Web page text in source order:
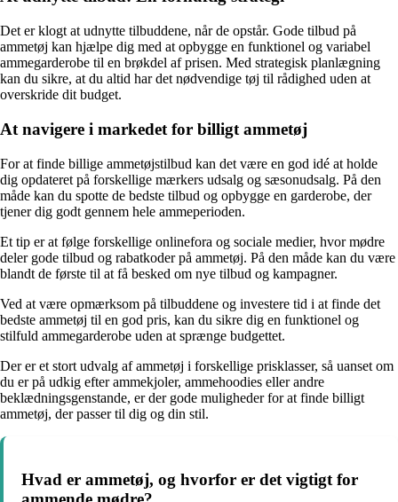
Det er klogt at udnytte tilbuddene, når de opstår. Gode tilbud på
ammetøj kan hjælpe dig med at opbygge en funktionel og variabel
ammegarderobe til en brøkdel af prisen. Med strategisk planlægning
kan du sikre, at du altid har det nødvendige tøj til rådighed uden at
overskride dit budget.
At navigere i markedet for billigt ammetøj
For at finde billige ammetøjstilbud kan det være en god idé at holde
dig opdateret på forskellige mærkers udsalg og sæsonudsalg. På den
måde kan du spotte de bedste tilbud og opbygge en garderobe, der
tjener dig godt gennem hele ammeperioden.
Et tip er at følge forskellige onlinefora og sociale medier, hvor mødre
deler gode tilbud og rabatkoder på ammetøj. På den måde kan du være
blandt de første til at få besked om nye tilbud og kampagner.
Ved at være opmærksom på tilbuddene og investere tid i at finde det
bedste ammetøj til en god pris, kan du sikre dig en funktionel og
stilfuld ammegarderobe uden at sprænge budgettet.
Der er et stort udvalg af ammetøj i forskellige prisklasser, så uanset om
du er på udkig efter ammekjoler, ammehoodies eller andre
beklædningsgenstande, er der gode muligheder for at finde billigt
ammetøj, der passer til dig og din stil.
Hvad er ammetøj, og hvorfor er det vigtigt for